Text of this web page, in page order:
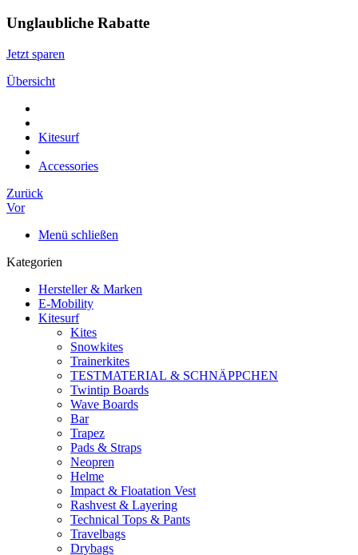
Unglaubliche Rabatte
Jetzt sparen
Übersicht
Kitesurf
Accessories
Zurück
Vor
Menü schließen
Kategorien
Hersteller & Marken
E-Mobility
Kitesurf
Kites
Snowkites
Trainerkites
TESTMATERIAL & SCHNÄPPCHEN
Twintip Boards
Wave Boards
Bar
Trapez
Pads & Straps
Neopren
Helme
Impact & Floatation Vest
Rashvest & Layering
Technical Tops & Pants
Travelbags
Drybags